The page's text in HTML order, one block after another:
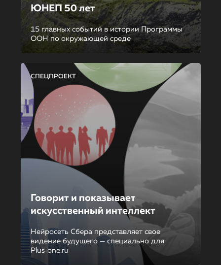
ЮНЕП 50 лет
15 главных событий в истории Программы
ООН по окружающей среде
СПЕЦПРОЕКТ
Говорит и показывает
искусственный интеллект
Нейросеть Сбера представляет свое
видение будущего — специально для
Plus‑one.ru